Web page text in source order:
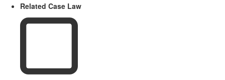
Related Case Law